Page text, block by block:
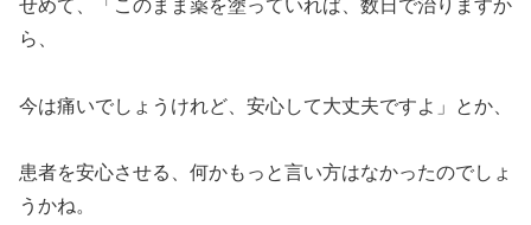
せめて、「このまま薬を塗っていれば、数日で治りますか
ら、
今は痛いでしょうけれど、安心して大丈夫ですよ」とか、
患者を安心させる、何かもっと言い方はなかったのでしょ
うかね。